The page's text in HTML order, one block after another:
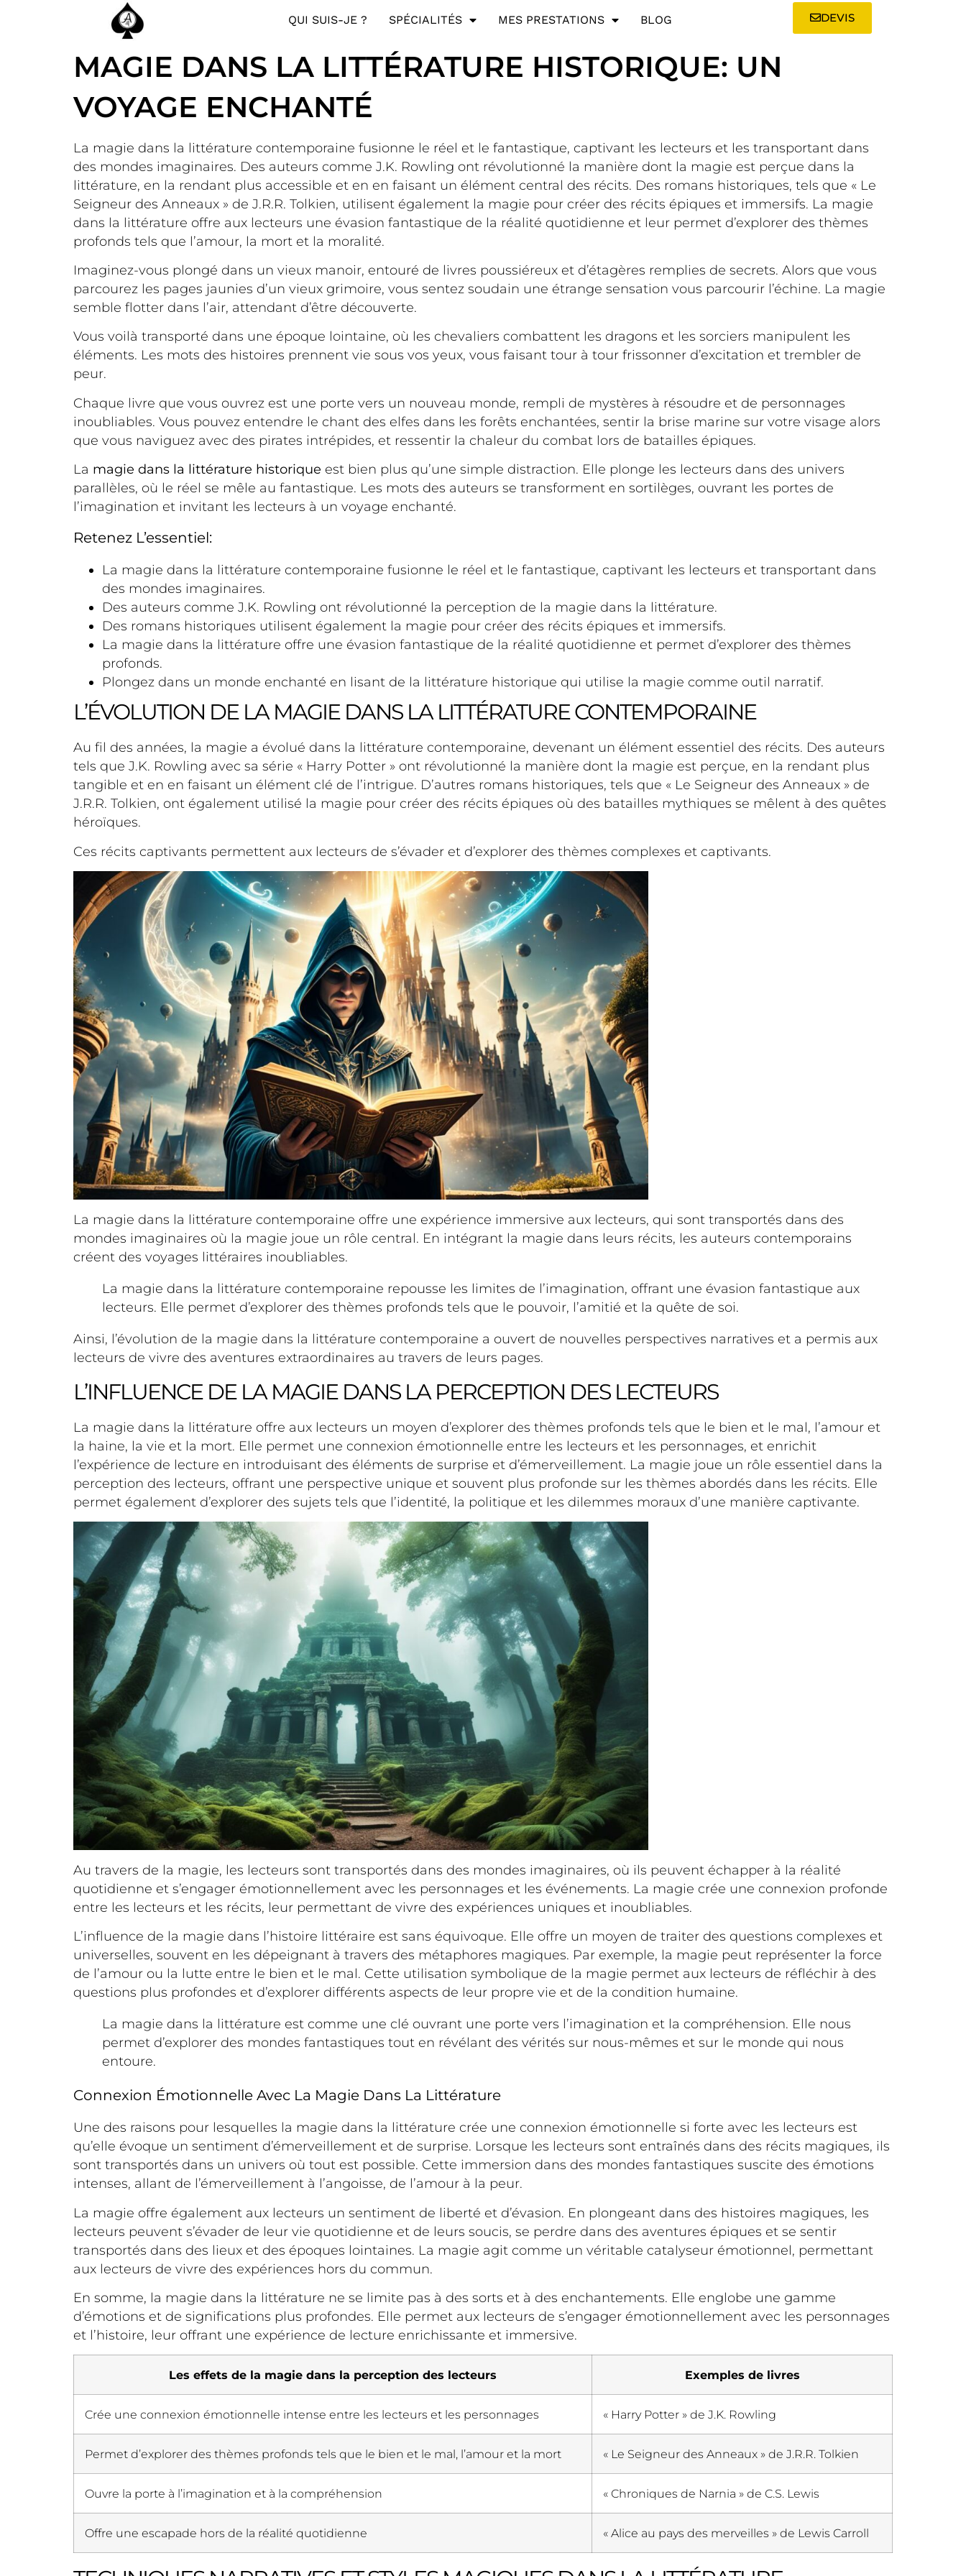
QUI SUIS-JE ? SPÉCIALITÉS MES PRESTATIONS BLOG DEVIS
MAGIE DANS LA LITTÉRATURE HISTORIQUE: UN
VOYAGE ENCHANTÉ
La magie dans la littérature contemporaine fusionne le réel et le fantastique, captivant les lecteurs et les transportant dans
des mondes imaginaires. Des auteurs comme J.K. Rowling ont révolutionné la manière dont la magie est perçue dans la
littérature, en la rendant plus accessible et en en faisant un élément central des récits. Des romans historiques, tels que « Le
Seigneur des Anneaux » de J.R.R. Tolkien, utilisent également la magie pour créer des récits épiques et immersifs. La magie
dans la littérature offre aux lecteurs une évasion fantastique de la réalité quotidienne et leur permet d’explorer des thèmes
profonds tels que l’amour, la mort et la moralité.
Imaginez-vous plongé dans un vieux manoir, entouré de livres poussiéreux et d’étagères remplies de secrets. Alors que vous
parcourez les pages jaunies d’un vieux grimoire, vous sentez soudain une étrange sensation vous parcourir l’échine. La magie
semble flotter dans l’air, attendant d’être découverte.
Vous voilà transporté dans une époque lointaine, où les chevaliers combattent les dragons et les sorciers manipulent les
éléments. Les mots des histoires prennent vie sous vos yeux, vous faisant tour à tour frissonner d’excitation et trembler de
peur.
Chaque livre que vous ouvrez est une porte vers un nouveau monde, rempli de mystères à résoudre et de personnages
inoubliables. Vous pouvez entendre le chant des elfes dans les forêts enchantées, sentir la brise marine sur votre visage alors
que vous naviguez avec des pirates intrépides, et ressentir la chaleur du combat lors de batailles épiques.
La magie dans la littérature historique est bien plus qu’une simple distraction. Elle plonge les lecteurs dans des univers
parallèles, où le réel se mêle au fantastique. Les mots des auteurs se transforment en sortilèges, ouvrant les portes de
l’imagination et invitant les lecteurs à un voyage enchanté.
Retenez L’essentiel:
La magie dans la littérature contemporaine fusionne le réel et le fantastique, captivant les lecteurs et transportant dans
des mondes imaginaires.
Des auteurs comme J.K. Rowling ont révolutionné la perception de la magie dans la littérature.
Des romans historiques utilisent également la magie pour créer des récits épiques et immersifs.
La magie dans la littérature offre une évasion fantastique de la réalité quotidienne et permet d’explorer des thèmes
profonds.
Plongez dans un monde enchanté en lisant de la littérature historique qui utilise la magie comme outil narratif.
L’ÉVOLUTION DE LA MAGIE DANS LA LITTÉRATURE CONTEMPORAINE
Au fil des années, la magie a évolué dans la littérature contemporaine, devenant un élément essentiel des récits. Des auteurs
tels que J.K. Rowling avec sa série « Harry Potter » ont révolutionné la manière dont la magie est perçue, en la rendant plus
tangible et en en faisant un élément clé de l’intrigue. D’autres romans historiques, tels que « Le Seigneur des Anneaux » de
J.R.R. Tolkien, ont également utilisé la magie pour créer des récits épiques où des batailles mythiques se mêlent à des quêtes
héroïques.
Ces récits captivants permettent aux lecteurs de s’évader et d’explorer des thèmes complexes et captivants.
La magie dans la littérature contemporaine offre une expérience immersive aux lecteurs, qui sont transportés dans des
mondes imaginaires où la magie joue un rôle central. En intégrant la magie dans leurs récits, les auteurs contemporains
créent des voyages littéraires inoubliables.
La magie dans la littérature contemporaine repousse les limites de l’imagination, offrant une évasion fantastique aux
lecteurs. Elle permet d’explorer des thèmes profonds tels que le pouvoir, l’amitié et la quête de soi.
Ainsi, l’évolution de la magie dans la littérature contemporaine a ouvert de nouvelles perspectives narratives et a permis aux
lecteurs de vivre des aventures extraordinaires au travers de leurs pages.
L’INFLUENCE DE LA MAGIE DANS LA PERCEPTION DES LECTEURS
La magie dans la littérature offre aux lecteurs un moyen d’explorer des thèmes profonds tels que le bien et le mal, l’amour et
la haine, la vie et la mort. Elle permet une connexion émotionnelle entre les lecteurs et les personnages, et enrichit
l’expérience de lecture en introduisant des éléments de surprise et d’émerveillement. La magie joue un rôle essentiel dans la
perception des lecteurs, offrant une perspective unique et souvent plus profonde sur les thèmes abordés dans les récits. Elle
permet également d’explorer des sujets tels que l’identité, la politique et les dilemmes moraux d’une manière captivante.
Au travers de la magie, les lecteurs sont transportés dans des mondes imaginaires, où ils peuvent échapper à la réalité
quotidienne et s’engager émotionnellement avec les personnages et les événements. La magie crée une connexion profonde
entre les lecteurs et les récits, leur permettant de vivre des expériences uniques et inoubliables.
L’influence de la magie dans l’histoire littéraire est sans équivoque. Elle offre un moyen de traiter des questions complexes et
universelles, souvent en les dépeignant à travers des métaphores magiques. Par exemple, la magie peut représenter la force
de l’amour ou la lutte entre le bien et le mal. Cette utilisation symbolique de la magie permet aux lecteurs de réfléchir à des
questions plus profondes et d’explorer différents aspects de leur propre vie et de la condition humaine.
La magie dans la littérature est comme une clé ouvrant une porte vers l’imagination et la compréhension. Elle nous
permet d’explorer des mondes fantastiques tout en révélant des vérités sur nous-mêmes et sur le monde qui nous
entoure.
Connexion Émotionnelle Avec La Magie Dans La Littérature
Une des raisons pour lesquelles la magie dans la littérature crée une connexion émotionnelle si forte avec les lecteurs est
qu’elle évoque un sentiment d’émerveillement et de surprise. Lorsque les lecteurs sont entraînés dans des récits magiques, ils
sont transportés dans un univers où tout est possible. Cette immersion dans des mondes fantastiques suscite des émotions
intenses, allant de l’émerveillement à l’angoisse, de l’amour à la peur.
La magie offre également aux lecteurs un sentiment de liberté et d’évasion. En plongeant dans des histoires magiques, les
lecteurs peuvent s’évader de leur vie quotidienne et de leurs soucis, se perdre dans des aventures épiques et se sentir
transportés dans des lieux et des époques lointaines. La magie agit comme un véritable catalyseur émotionnel, permettant
aux lecteurs de vivre des expériences hors du commun.
En somme, la magie dans la littérature ne se limite pas à des sorts et à des enchantements. Elle englobe une gamme
d’émotions et de significations plus profondes. Elle permet aux lecteurs de s’engager émotionnellement avec les personnages
et l’histoire, leur offrant une expérience de lecture enrichissante et immersive.
Les effets de la magie dans la perception des lecteurs Exemples de livres
Crée une connexion émotionnelle intense entre les lecteurs et les personnages « Harry Potter » de J.K. Rowling
Permet d’explorer des thèmes profonds tels que le bien et le mal, l’amour et la mort « Le Seigneur des Anneaux » de J.R.R. Tolkien
Ouvre la porte à l’imagination et à la compréhension « Chroniques de Narnia » de C.S. Lewis
Offre une escapade hors de la réalité quotidienne « Alice au pays des merveilles » de Lewis Carroll